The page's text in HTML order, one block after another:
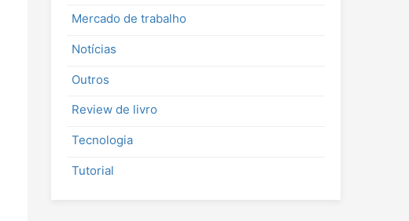
Mercado de trabalho
Notícias
Outros
Review de livro
Tecnologia
Tutorial